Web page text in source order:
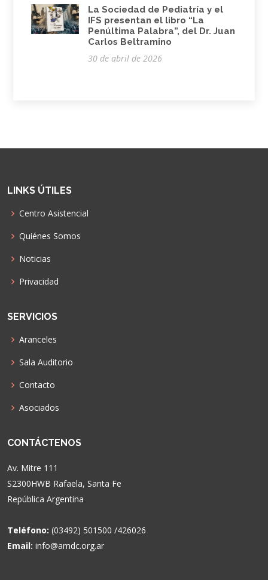
La Sociedad de Pediatría y el
IFS presentan el libro “La
Penúltima Palabra”, del Dr. Juan
Carlos Beltramino
30 de abril de 2026
LINKS ÚTILES
Centro Asistencial
Quiénes Somos
Noticias
Privacidad
SERVICIOS
Aranceles
Sala Auditorio
Contacto
Asociados
CONTÁCTENOS
Av. Mitre 111
S2300HWB Rafaela, Santa Fe
República Argentina
Teléfono: (03492) 501500 /426026
Email: info@amdc.org.ar